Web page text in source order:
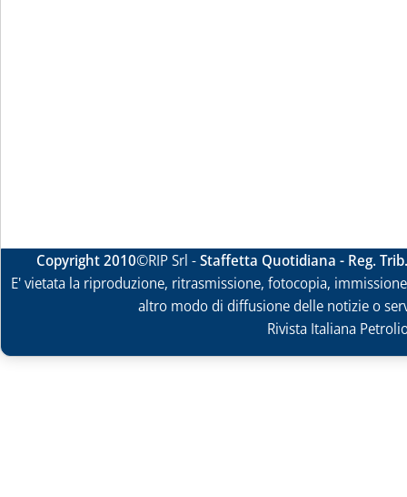
Copyright 2010©RIP Srl -Staffetta Quotidiana - Reg.
E' vietata la riproduzione, ritrasmissione, fotocopia,
altro modo di diffusione delle notizie o
Rivista Italiana